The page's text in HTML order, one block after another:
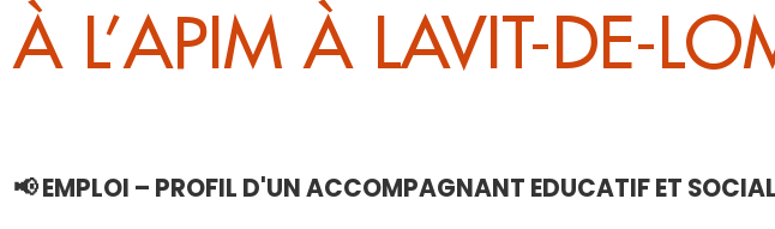
À L’APIM À LAVIT-DE-
📢 EMPLOI – PROFIL D'UN ACCOMPAGNANT EDUCATIF ET